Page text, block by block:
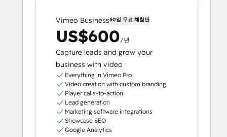
Vimeo Business30일 무료 체험판
US$600/년
Capture leads and grow your
business with video
Everything in Vimeo Pro
Video creation with custom branding
Player calls-to-action
Lead generation
Marketing software integrations
Showcase SEO
Google Analytics